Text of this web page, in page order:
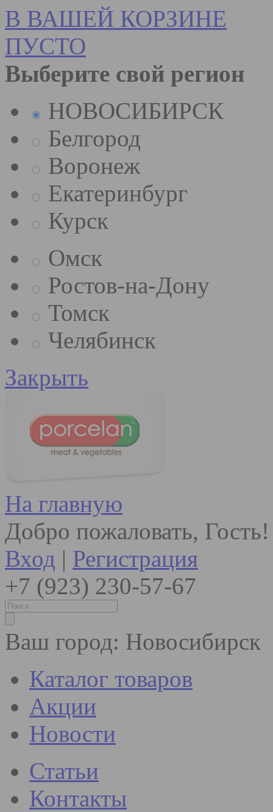
В ВАШЕЙ КОРЗИНЕ
ПУСТО
Выберите свой регион
НОВОСИБИРСК
Белгород
Воронеж
Екатеринбург
Курск
Омск
Ростов-на-Дону
Томск
Челябинск
Закрыть
На главную
Добро пожаловать, Гость!
Вход | Регистрация
+7 (923) 230-57-67
Ваш город: Новосибирск
Каталог товаров
Акции
Новости
Статьи
Контакты